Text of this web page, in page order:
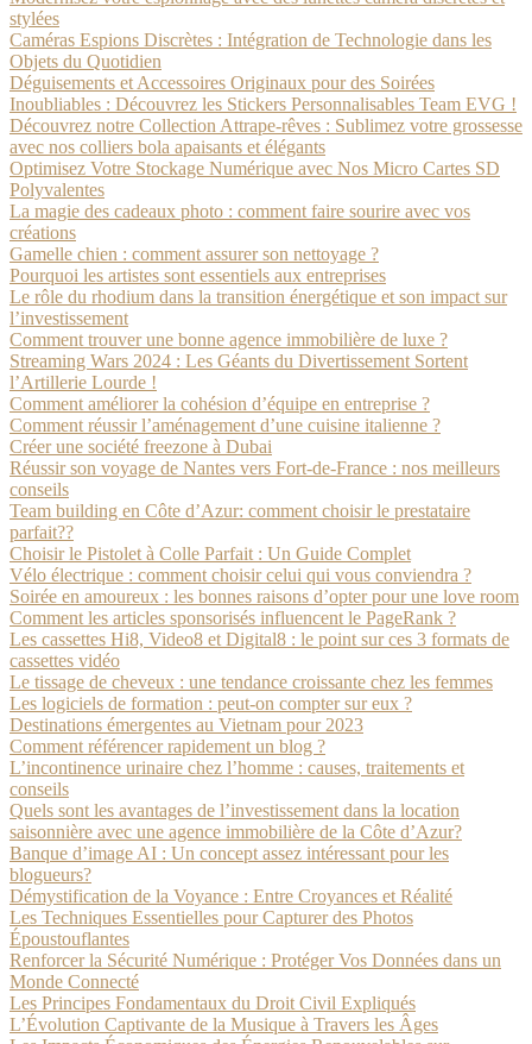
stylées
Caméras Espions Discrètes : Intégration de Technologie dans les
Objets du Quotidien
Déguisements et Accessoires Originaux pour des Soirées
Inoubliables : Découvrez les Stickers Personnalisables Team EVG !
Découvrez notre Collection Attrape-rêves : Sublimez votre grossesse
avec nos colliers bola apaisants et élégants
Optimisez Votre Stockage Numérique avec Nos Micro Cartes SD
Polyvalentes
La magie des cadeaux photo : comment faire sourire avec vos
créations
Gamelle chien : comment assurer son nettoyage ?
Pourquoi les artistes sont essentiels aux entreprises
Le rôle du rhodium dans la transition énergétique et son impact sur
l’investissement
Comment trouver une bonne agence immobilière de luxe ?
Streaming Wars 2024 : Les Géants du Divertissement Sortent
l’Artillerie Lourde !
Comment améliorer la cohésion d’équipe en entreprise ?
Comment réussir l’aménagement d’une cuisine italienne ?
Créer une société freezone à Dubai
Réussir son voyage de Nantes vers Fort-de-France : nos meilleurs
conseils
Team building en Côte d’Azur: comment choisir le prestataire
parfait??
Choisir le Pistolet à Colle Parfait : Un Guide Complet
Vélo électrique : comment choisir celui qui vous conviendra ?
Soirée en amoureux : les bonnes raisons d’opter pour une love room
Comment les articles sponsorisés influencent le PageRank ?
Les cassettes Hi8, Video8 et Digital8 : le point sur ces 3 formats de
cassettes vidéo
Le tissage de cheveux : une tendance croissante chez les femmes
Les logiciels de formation : peut-on compter sur eux ?
Destinations émergentes au Vietnam pour 2023
Comment référencer rapidement un blog ?
L’incontinence urinaire chez l’homme : causes, traitements et
conseils
Quels sont les avantages de l’investissement dans la location
saisonnière avec une agence immobilière de la Côte d’Azur?
Banque d’image AI : Un concept assez intéressant pour les
blogueurs?
Démystification de la Voyance : Entre Croyances et Réalité
Les Techniques Essentielles pour Capturer des Photos
Époustouflantes
Renforcer la Sécurité Numérique : Protéger Vos Données dans un
Monde Connecté
Les Principes Fondamentaux du Droit Civil Expliqués
L’Évolution Captivante de la Musique à Travers les Âges